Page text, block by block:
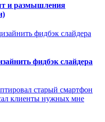
и размышления
фидбэк слайдера